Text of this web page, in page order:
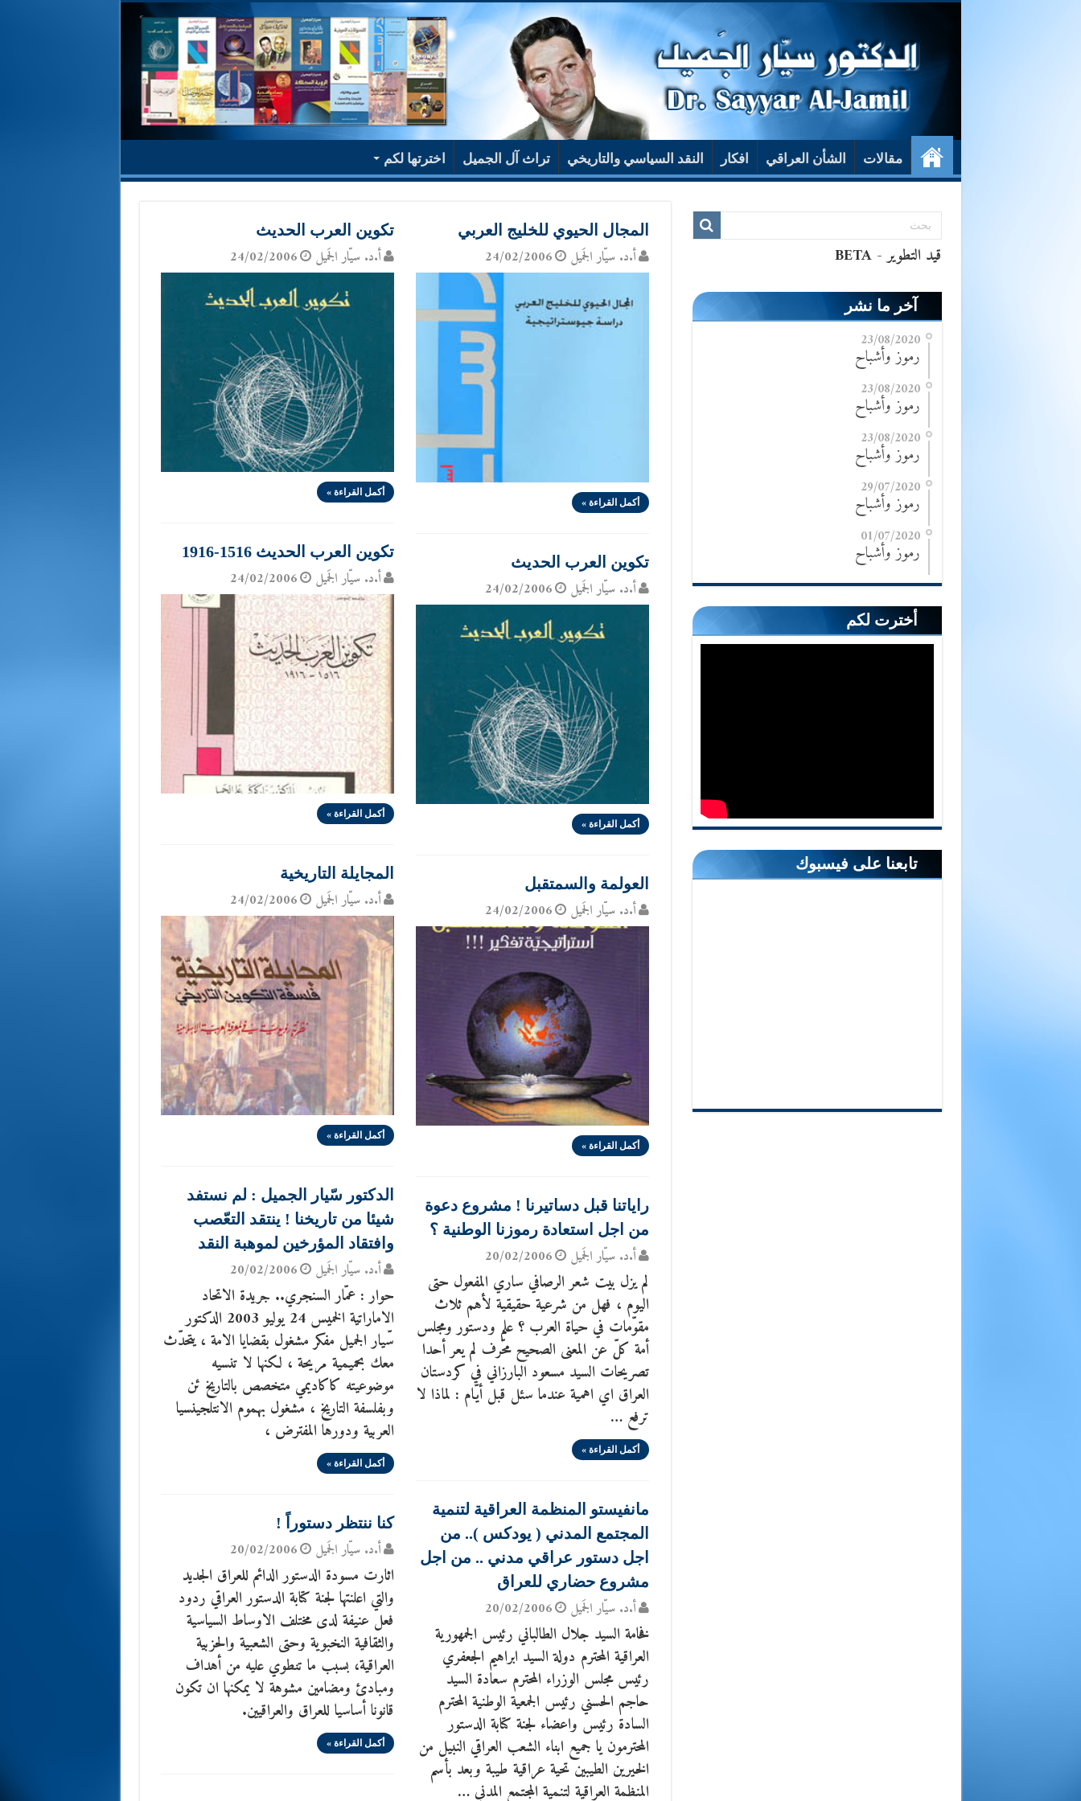
مقالات الشأن العراقي افكار النقد السياسي والتاريخي تراث آل الجميل اخترتها لكم
المجال الحيوي للخليج العربي
أ.د. سيّار الجَميل 24/02/2006
أكمل القراءة »
تكوين العرب الحديث
أ.د. سيّار الجَميل 24/02/2006
أكمل القراءة »
تكوين العرب الحديث 1516-1916
أ.د. سيّار الجَميل 24/02/2006
أكمل القراءة »
تكوين العرب الحديث
أ.د. سيّار الجَميل 24/02/2006
أكمل القراءة »
المجايلة التاريخية
أ.د. سيّار الجَميل 24/02/2006
أكمل القراءة »
العولمة والسمتقبل
أ.د. سيّار الجَميل 24/02/2006
أكمل القراءة »
الدكتور سّيار الجميل : لم نستفد
شيئا من تاريخنا ! ينتقد التعّصب
وافتقاد المؤرخين لموهبة النقد
أ.د. سيّار الجَميل 20/02/2006
حوار : عمّار السنجري.. جريدة الاتحاد
الاماراتية الخميس 24 يوليو 2003 الدكتور
سّيار الجميل مفكر مشغول بقضايا الامة ، يتحدّث
معك بحميمية مريحة ، لكنها لا تنسيه
موضوعيته كاكاديمي متخصص بالتاريخ ئن
وبفلسفة التاريخ ، مشغول بهموم الانتلجينسيا
العربية ودورها المفترض ،
أكمل القراءة »
راياتنا قبل دساتيرنا ! مشروع دعوة
من اجل استعادة رموزنا الوطنية ؟
أ.د. سيّار الجَميل 20/02/2006
لم يزل بيت شعر الرصافي ساري المفعول حتى
اليوم ، فهل من شرعية حقيقية لأهم ثلاث
مقوّمات في حياة العرب ؟ علم ودستور ومجلس
أمة كلّ عن المعنى الصحيح محّرف لم يعر أحدا
تصريحات السيد مسعود البارزاني في كردستان
العراق اي اهمية عندما سئل قبل أيّام : لماذا لا
ترفع …
أكمل القراءة »
مانفيستو المنظمة العراقية لتنمية
المجتمع المدني ( يودكس ).. من
اجل دستور عراقي مدني .. من اجل
مشروع حضاري للعراق
أ.د. سيّار الجَميل 20/02/2006
فخامة السيد جلال الطالباني رئيس الجمهورية
العراقية المحترم دولة السيد ابراهيم الجعفري
رئيس مجلس الوزراء المحترم سعادة السيد
حاجم الحسني رئيس الجمعية الوطنية المحترم
السادة رئيس واعضاء لجنة كتابة الدستور
المحترمون يا جميع ابناء الشعب العراقي النبيل من
الخيرين الطيبين تحية عراقية طيبة وبعد بأسم
المنظمة العراقية لتنمية المجتمع المدني …
كنا ننتظر دستوراً !
أ.د. سيّار الجَميل 20/02/2006
اثارت مسودة الدستور الدائم للعراق الجديد
والتي اعلنتها لجنة كتابة الدستور العراقي ردود
فعل عنيفة لدى مختلف الاوساط السياسية
والثقافية النخبوية وحتى الشعبية والحزبية
العراقية، بسبب ما تنطوي عليه من أهداف
ومبادئ ومضامين مشوهة لا يمكنها ان تكون
قانونا أساسيا للعراق والعراقيين.
أكمل القراءة »
آخر ما نشر
23/08/2020
رموز وأشباح
23/08/2020
رموز وأشباح
23/08/2020
رموز وأشباح
29/07/2020
رموز وأشباح
01/07/2020
رموز وأشباح
أخترت لكم
تابعنا على فيسبوك